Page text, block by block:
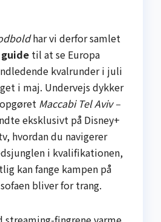
har vi derfor samlet
til at se Europa
kvalrunder i juli
i maj. Undervejs dykker
Maccabi Tel Aviv –
eksklusivt på Disney+
hvordan du navigerer
i kvalifikationen,
kan fange kampen på
bliver for trang.